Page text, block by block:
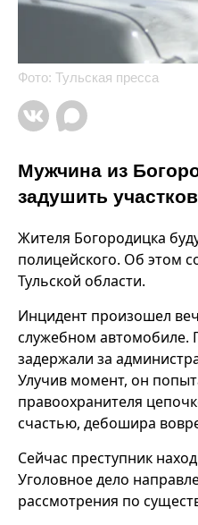
Фото: Тульская пресса
Мужчина из
задушить
Жителя Богородицка
полицейского. Об этом
Тульской области.
Инцидент произошел
служебном автомобиле.
задержали за
Улучив момент, он
правоохранителя
счастью, дебошира
Сейчас преступник
Уголовное дело
рассмотрения по